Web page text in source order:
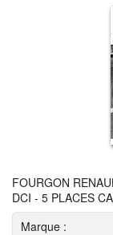
FOURGON
DCI - 5 PLACES
Marque :